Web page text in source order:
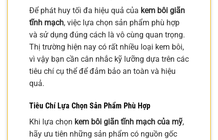
Để phát huy tối đa hiệu quả của kem bôi giãn
tĩnh mạch, việc lựa chọn sản phẩm phù hợp
và sử dụng đúng cách là vô cùng quan trọng.
Thị trường hiện nay có rất nhiều loại kem bôi,
vì vậy bạn cần cân nhắc kỹ lưỡng dựa trên các
tiêu chí cụ thể để đảm bảo an toàn và hiệu
quả.
Tiêu Chí Lựa Chọn Sản Phẩm Phù Hợp
Khi lựa chọn kem bôi giãn tĩnh mạch của mỹ,
hãy ưu tiên những sản phẩm có nguồn gốc